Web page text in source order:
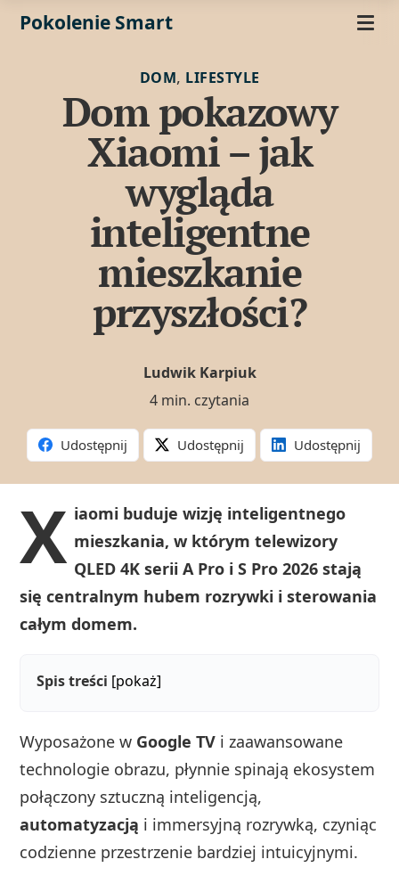
Pokolenie Smart
DOM, LIFESTYLE
Dom pokazowy
Xiaomi – jak
wygląda
inteligentne
mieszkanie
przyszłości?
Ludwik Karpiuk
4 min. czytania
Udostępnij Udostępnij Udostępnij
X iaomi buduje wizję inteligentnego
mieszkania, w którym telewizory
QLED 4K serii A Pro i S Pro 2026 stają
się centralnym hubem rozrywki i sterowania
całym domem.
Spis treści [pokaż]
Wyposażone w Google TV i zaawansowane
technologie obrazu, płynnie spinają ekosystem
połączony sztuczną inteligencją,
automatyzacją i immersyjną rozrywką, czyniąc
codzienne przestrzenie bardziej intuicyjnymi.